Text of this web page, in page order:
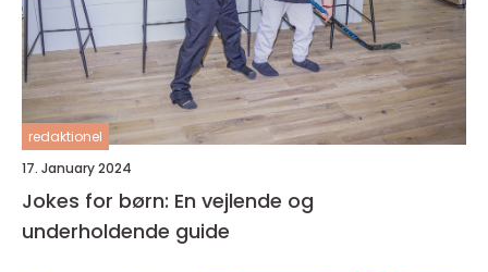
redaktionel
17. January 2024
Jokes for børn: En vejlende og
underholdende guide